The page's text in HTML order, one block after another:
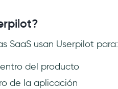
SaaS usan Userpilot para:
del producto
de la aplicación